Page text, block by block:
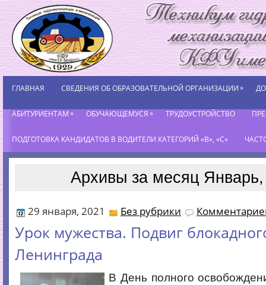
ГЛАВНАЯ СВЕДЕНИЯ ОБ ОБРАЗОВАТЕЛЬНОЙ ОРГАНИЗАЦИИ»
АБИТУРИЕНТАМ» ОБУЧАЮЩЕМУСЯ» ТРУДОУСТРОЙСТВО
ПОДГОТОВКА КАНДИДАТОВ В ВОДИТЕЛИ КАТЕГОРИЙ «В», «С»
Архивы за месяц
29 января, 2021 Без рубрики
Урок мужества. Подвиг
Ленинграда
В День полного